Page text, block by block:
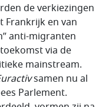
de verkiezingen
Frankrijk en van
anti-migranten
via de
mainstream.
samen nu al
Parlement.